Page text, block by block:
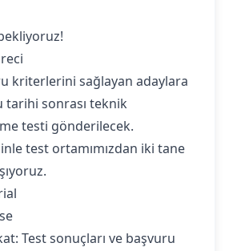
kriterlerini sağlayan adaylara
tarihi sonrası teknik
testi gönderilecek.
test ortamımızdan iki tane
Test sonuçları ve başvuru